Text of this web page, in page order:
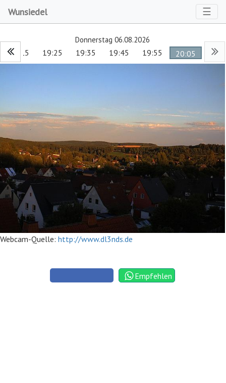
Wunsiedel ☰
Donnerstag 06.08.2026
19:15 19:25 19:35 19:45 19:55 20:05
Webcam-Quelle: http://www.dl3nds.de
Empfehlen